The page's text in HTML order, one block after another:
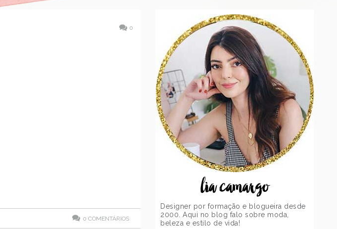
0
0 COMENTÁRIOS
lia camargo
Designer por formação e blogueira desde
2000. Aqui no blog falo sobre moda,
beleza e estilo de vida!